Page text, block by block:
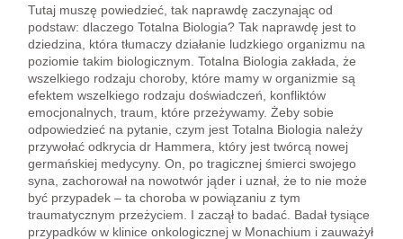
Tutaj muszę powiedzieć, tak naprawdę zaczynając od
podstaw: dlaczego Totalna Biologia? Tak naprawdę jest to
dziedzina, która tłumaczy działanie ludzkiego organizmu na
poziomie takim biologicznym. Totalna Biologia zakłada, że
wszelkiego rodzaju choroby, które mamy w organizmie są
efektem wszelkiego rodzaju doświadczeń, konfliktów
emocjonalnych, traum, które przeżywamy. Żeby sobie
odpowiedzieć na pytanie, czym jest Totalna Biologia należy
przywołać odkrycia dr Hammera, który jest twórcą nowej
germańskiej medycyny. On, po tragicznej śmierci swojego
syna, zachorował na nowotwór jąder i uznał, że to nie może
być przypadek – ta choroba w powiązaniu z tym
traumatycznym przeżyciem. I zaczął to badać. Badał tysiące
przypadków w klinice onkologicznej w Monachium i zauważył